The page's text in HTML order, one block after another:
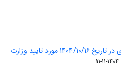
فصلنامه سیاستگذاری پیشرفت شهری در تاریخ 1404/10/16 مورد تایید وزارت
1404-11-11